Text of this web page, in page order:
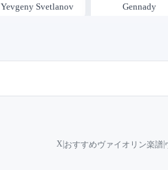
Yevgeny Svetlanov
Gennady
X|おすすめヴァイオリン楽譜|